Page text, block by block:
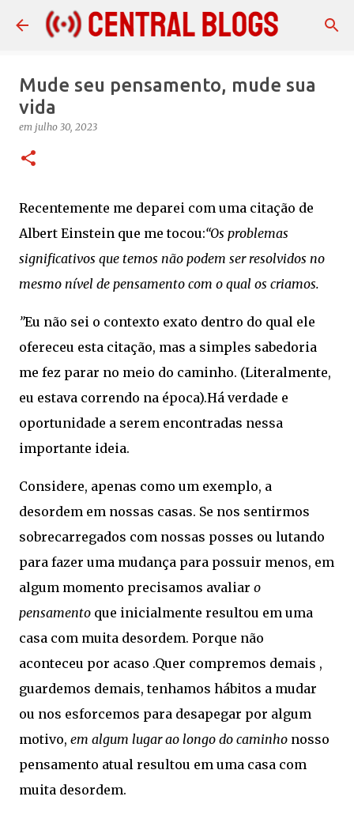
Pular para o conteúdo principal
Mude seu pensamento, mude sua
vida
em julho 30, 2023
Recentemente me deparei com uma citação de
Albert Einstein que me tocou:“Os problemas
significativos que temos não podem ser resolvidos no
mesmo nível de pensamento com o qual os criamos.
”Eu não sei o contexto exato dentro do qual ele
ofereceu esta citação, mas a simples sabedoria
me fez parar no meio do caminho. (Literalmente,
eu estava correndo na época).Há verdade e
oportunidade a serem encontradas nessa
importante ideia.
Considere, apenas como um exemplo, a
desordem em nossas casas. Se nos sentirmos
sobrecarregados com nossas posses ou lutando
para fazer uma mudança para possuir menos, em
algum momento precisamos avaliar o
pensamento que inicialmente resultou em uma
casa com muita desordem. Porque não
aconteceu por acaso .Quer compremos demais ,
guardemos demais, tenhamos hábitos a mudar
ou nos esforcemos para desapegar por algum
motivo, em algum lugar ao longo do caminho nosso
pensamento atual resultou em uma casa com
muita desordem.